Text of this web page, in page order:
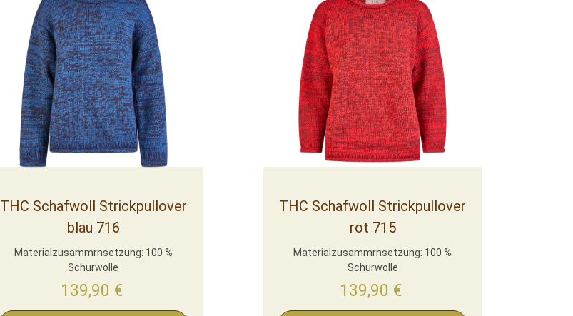
THC Schafwoll Strickpullover
blau 716
Materialzusammrnsetzung: 100 %
Schurwolle
139,90 €
THC Schafwoll Strickpullover
rot 715
Materialzusammrnsetzung: 100 %
Schurwolle
139,90 €